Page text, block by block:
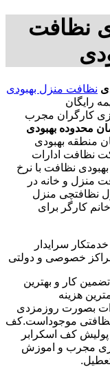
نظافت
نظافت منزل بهبودی
رایگان
روزی کارگران مجرب
محدوده بهبودی
منطقه بهبودی
نظافت ادارات
نظافت با نرخ
منزل و خانه در
نظافتچی منزل
کارگر برای
سرایدار
خصوصی و دولتی
کار و بهترین
هزینه
بصورت روزمزدی
نظافتی موجوداست.کف
کف اسکرابر
مجرب و اموزش